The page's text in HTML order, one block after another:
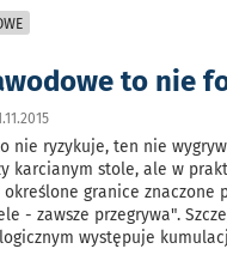
to nie
nie ryzykuje, ten nie
karcianym stole, ale w
określone granice znaczone
- zawsze przegrywa".
występuje